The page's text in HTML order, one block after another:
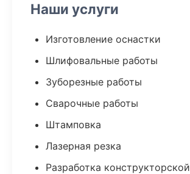
Наши услуги
Изготовление оснастки
Шлифовальные работы
Зуборезные работы
Сварочные работы
Штамповка
Лазерная резка
Разработка конструкторской